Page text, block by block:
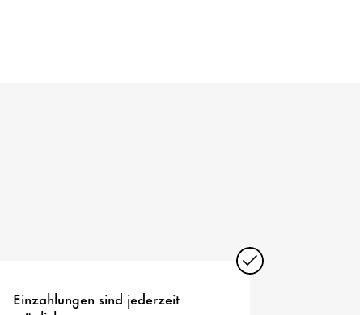
Einzahlungen sind jederzeit